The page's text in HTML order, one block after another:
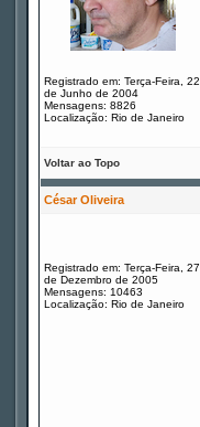
Registrado em: Terça-Feira, 22
de Junho de 2004
Mensagens: 8826
Localização: Rio de Janeiro
Voltar ao Topo
César Oliveira
Registrado em: Terça-Feira, 27
de Dezembro de 2005
Mensagens: 10463
Localização: Rio de Janeiro